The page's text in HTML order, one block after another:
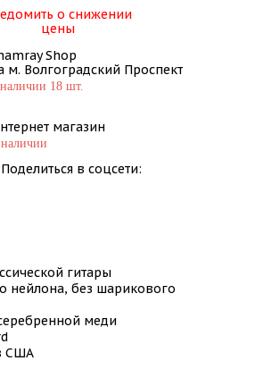
о снижении
цены
Shop
м. Волгоградский Проспект
18 шт.
магазин
Поделиться в соцсети:
гитары
нейлона, без шарикового
меди
США